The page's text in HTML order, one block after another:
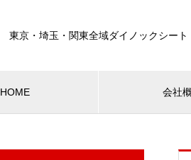
東京・埼玉・関東全域ダイノックシー
HOME 会社